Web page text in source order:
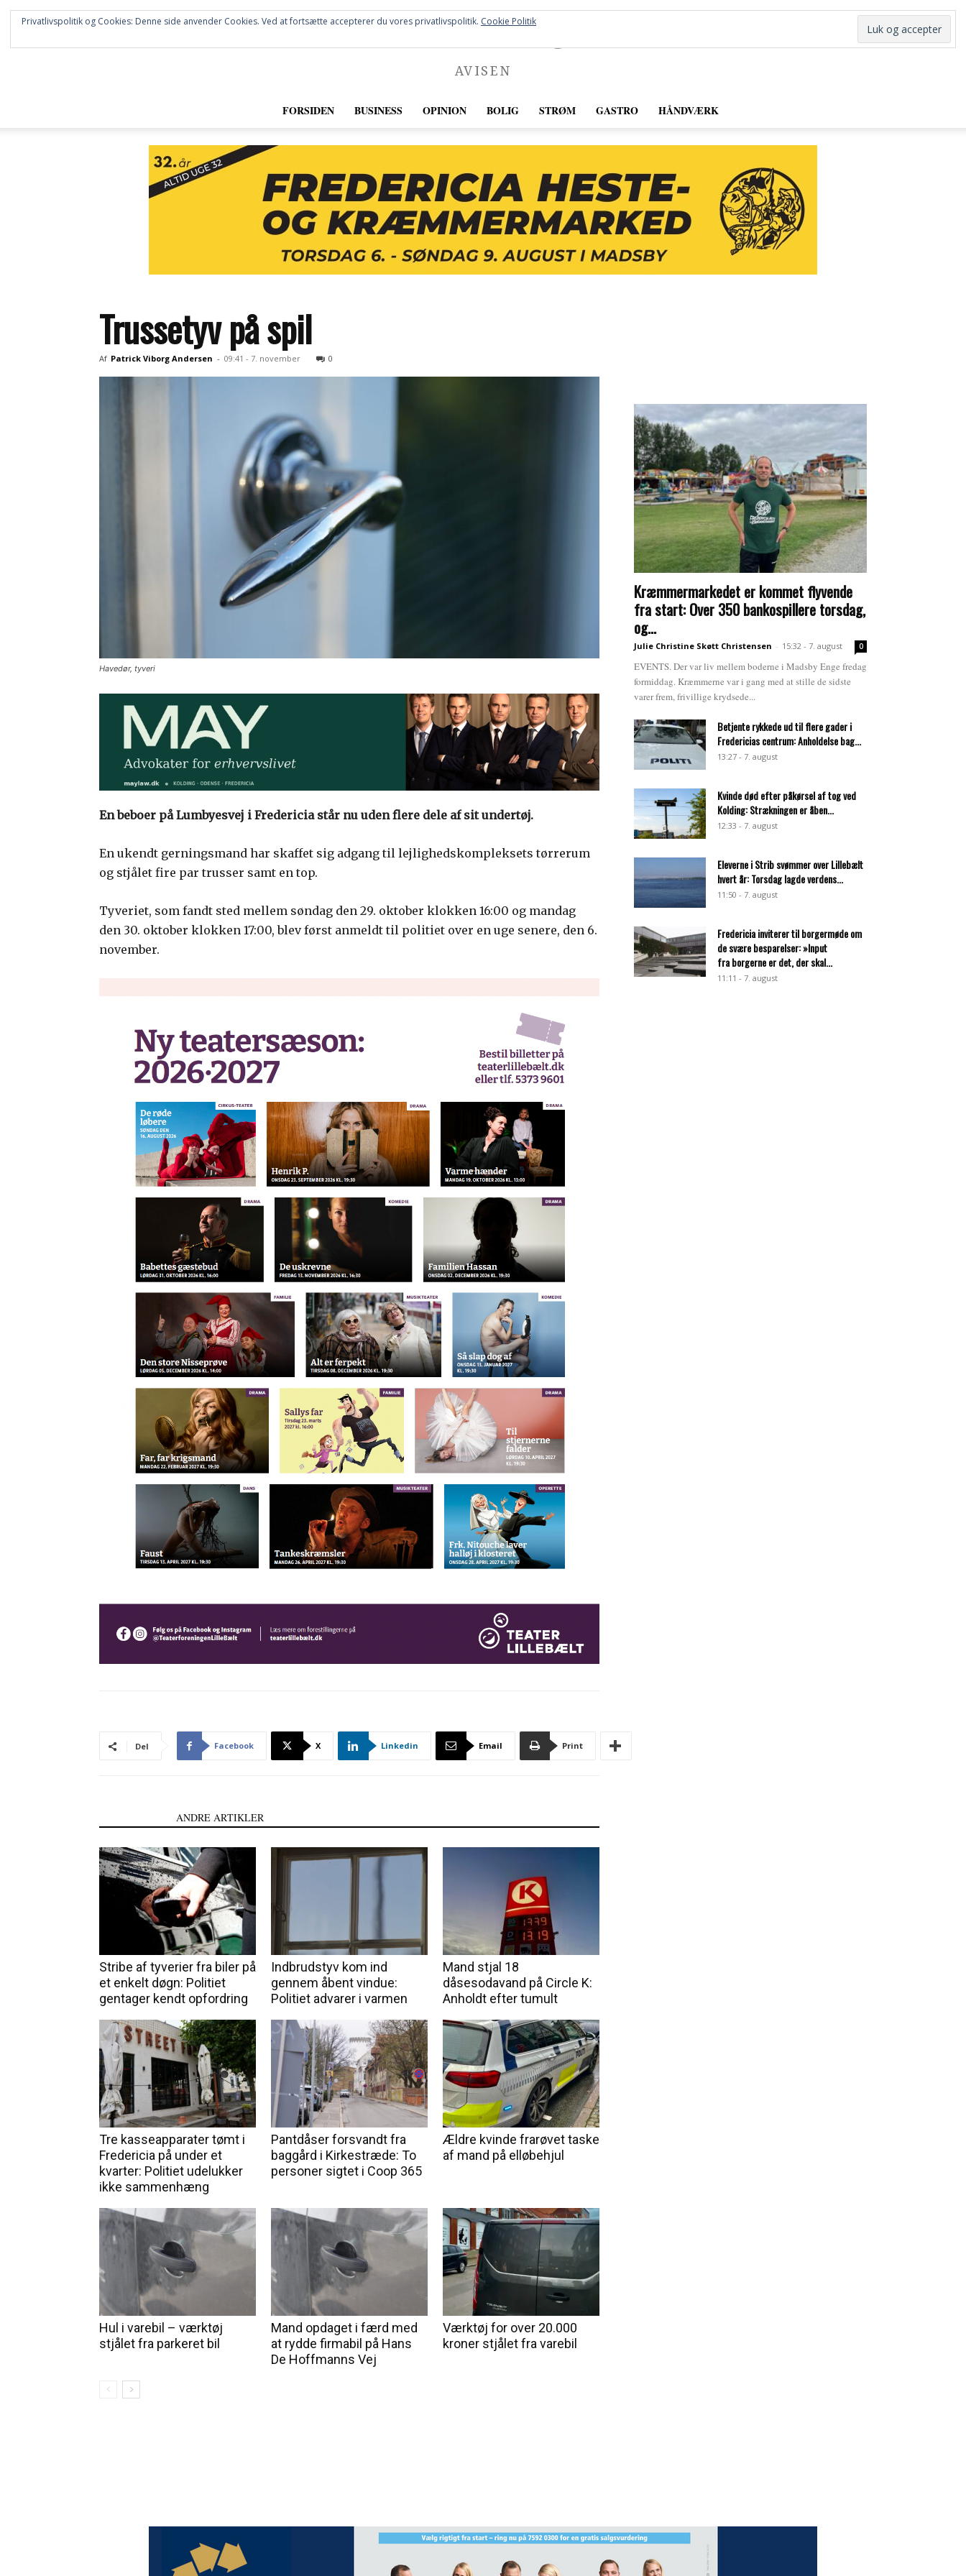
FREDERICIA
AVISEN
FORSIDEN BUSINESS OPINION BOLIG STRØM GASTRO HÅNDVÆRK
Trussetyv på spil
Af Patrick Viborg Andersen - 09:41 - 7. november 0
Havedør, tyveri
En beboer på Lumbyesvej i Fredericia står nu uden flere dele af sit undertøj.
En ukendt gerningsmand har skaffet sig adgang til lejlighedskompleksets tørrerum
og stjålet fire par trusser samt en top.
Tyveriet, som fandt sted mellem søndag den 29. oktober klokken 16:00 og mandag
den 30. oktober klokken 17:00, blev først anmeldt til politiet over en uge senere, den 6.
november.
Del Facebook X Linkedin Email Print
ANDRE ARTIKLER
Stribe af tyverier fra biler på
et enkelt døgn: Politiet
gentager kendt opfordring
Indbrudstyv kom ind
gennem åbent vindue:
Politiet advarer i varmen
Mand stjal 18
dåsesodavand på Circle K:
Anholdt efter tumult
Tre kasseapparater tømt i
Fredericia på under et
kvarter: Politiet udelukker
ikke sammenhæng
Pantdåser forsvandt fra
baggård i Kirkestræde: To
personer sigtet i Coop 365
Ældre kvinde frarøvet taske
af mand på elløbehjul
Hul i varebil – værktøj
stjålet fra parkeret bil
Mand opdaget i færd med
at rydde firmabil på Hans
De Hoffmanns Vej
Værktøj for over 20.000
kroner stjålet fra varebil
Kræmmermarkedet er kommet flyvende
fra start: Over 350 bankospillere torsdag,
og...
Julie Christine Skøtt Christensen - 15:32 - 7. august 0
EVENTS. Der var liv mellem boderne i Madsby Enge fredag
formiddag. Kræmmerne var i gang med at stille de sidste
varer frem, frivillige krydsede...
Betjente rykkede ud til flere gader i
Fredericias centrum: Anholdelse bag...
13:27 - 7. august
Kvinde død efter påkørsel af tog ved
Kolding: Strækningen er åben...
12:33 - 7. august
Eleverne i Strib svømmer over Lillebælt
hvert år: Torsdag lagde verdens...
11:50 - 7. august
Fredericia inviterer til borgermøde om
de svære besparelser: »Input
fra borgerne er det, der skal...
11:11 - 7. august
Privatlivspolitik og Cookies: Denne side anvender Cookies. Ved at fortsætte accepterer du vores privatlivspolitik. Cookie Politik